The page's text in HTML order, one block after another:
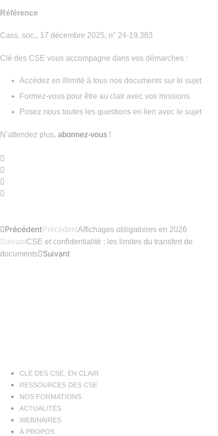
Référence
Cass. soc., 17 décembre 2025, n° 24-19.383
Clé des CSE vous accompagne dans vos démarches :
Accédez en illimité à tous nos documents sur le sujet
Formez-vous pour être au clair avec vos missions
Posez nous toutes les questions en lien avec le sujet
N’attendez plus, abonnez-vous !
Précédent PrécédentAffichages obligatoires en 2026
SuivantCSE et confidentialité : les limites du transfert de
documents
Suivant
CLÉ DES CSE, EN CLAIR
RESSOURCES DES CSE
NOS FORMATIONS
ACTUALITÉS
WEBINAIRES
À PROPOS